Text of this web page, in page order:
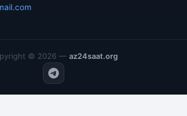
© 2026 — az24saat.org